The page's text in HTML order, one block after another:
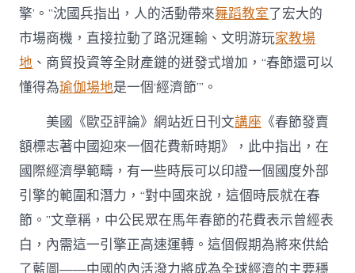
擎’。”沈國兵指出，人的活動帶來舞蹈教室了宏大的
市場商機，直接拉動了路況運輸、文明游玩家教場
地 、商貿投資等全財產鏈的迸發式增加，“春節還可以
懂得為瑜伽場地是一個‘經濟節’”。
美國《歐亞評論》網站近日刊文講座 《春節發賣
額標志著中國迎來一個花費新時期》，此中指出，在
國際經濟學範疇，有一些時辰可以印證一個國度外部
引擎的範圍和潛力，“對中國來說，這個時辰就在春
節。”文章稱，中公民眾在馬年春節的花費表示曾經表
白，內需這一引擎正高速運轉。這個假期為將來供給